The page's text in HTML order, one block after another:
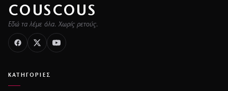
COUSCOUS
Εδώ τα λέμε όλα. Χωρίς ρετούς.
ΚΑΤΗΓΟΡΙΕΣ